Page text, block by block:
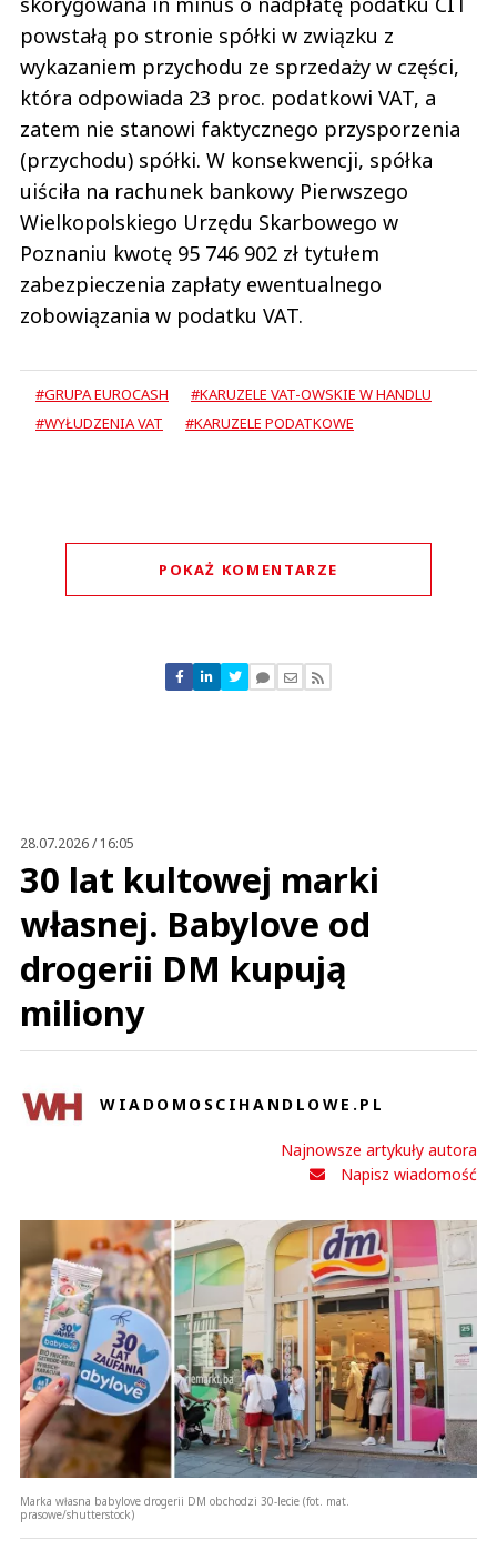
powstałą po stronie spółki w związku z
wykazaniem przychodu ze sprzedaży w części,
która odpowiada 23 proc. podatkowi VAT, a
zatem nie stanowi faktycznego przysporzenia
(przychodu) spółki. W konsekwencji, spółka
uiściła na rachunek bankowy Pierwszego
Wielkopolskiego Urzędu Skarbowego w
Poznaniu kwotę 95 746 902 zł tytułem
zabezpieczenia zapłaty ewentualnego
zobowiązania w podatku VAT.
#GRUPA EUROCASH
#KARUZELE VAT-OWSKIE W HANDLU
#WYŁUDZENIA VAT
#KARUZELE PODATKOWE
POKAŻ KOMENTARZE
Nie znaleziono komentarzy
Zostaw swoje komentarze
28.07.2026 / 16:05
30 lat kultowej marki
własnej. Babylove od
drogerii DM kupują
miliony
WIADOMOSCIHANDLOWE.PL
Najnowsze artykuły autora
Napisz wiadomość
Marka własna babylove drogerii DM obchodzi 30-lecie (fot. mat.
prasowe/shutterstock)